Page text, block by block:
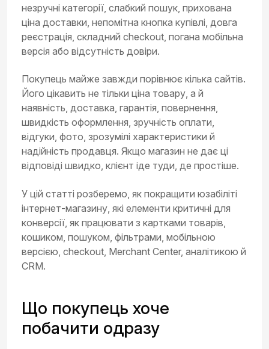
незручні категорії, слабкий пошук, прихована
ціна доставки, непомітна кнопка купівлі, довга
реєстрація, складний checkout, погана мобільна
версія або відсутність довіри.
Покупець майже завжди порівнює кілька сайтів.
Його цікавить не тільки ціна товару, а й
наявність, доставка, гарантія, повернення,
швидкість оформлення, зручність оплати,
відгуки, фото, зрозумілі характеристики й
надійність продавця. Якщо магазин не дає ці
відповіді швидко, клієнт іде туди, де простіше.
У цій статті розберемо, як покращити юзабіліті
інтернет-магазину, які елементи критичні для
конверсії, як працювати з картками товарів,
кошиком, пошуком, фільтрами, мобільною
версією, checkout, Merchant Center, аналітикою й
CRM.
Що покупець хоче
побачити одразу